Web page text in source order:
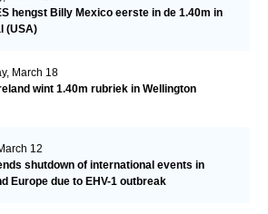
hengst Billy Mexico eerste in de 1.40m in
(USA)
March 18
wint 1.40m rubriek in Wellington
12
shutdown of international events in
Europe due to EHV-1 outbreak